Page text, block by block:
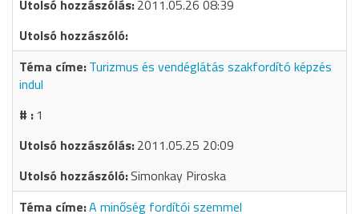
2011.05.26 08:39
Turizmus és vendéglátás szakfordító képzés
indul
1
2011.05.25 20:09
Simonkay Piroska
A minőség fordítói szemmel